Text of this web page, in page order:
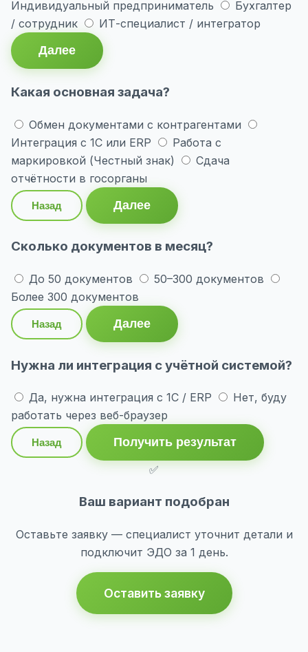
Индивидуальный предприниматель
Бухгалтер
/ сотрудник
ИТ-специалист / интегратор
Далее
Какая основная задача?
Обмен документами с контрагентами
Интеграция с 1С или ERP
Работа с
маркировкой (Честный знак)
Сдача
отчётности в госорганы
Назад Далее
Сколько документов в месяц?
До 50 документов
50–300 документов
Более 300 документов
Назад Далее
Нужна ли интеграция с учётной системой?
Да, нужна интеграция с 1С / ERP
Нет, буду
работать через веб-браузер
Назад
Получить результат
✅
Ваш вариант подобран
Оставьте заявку — специалист уточнит детали и
подключит ЭДО за 1 день.
Оставить заявку